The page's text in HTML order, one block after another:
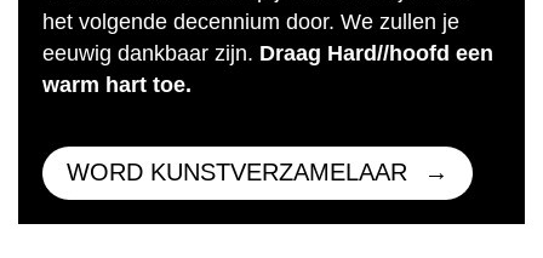
het volgende decennium door. We zullen je
eeuwig dankbaar zijn. Draag Hard//hoofd een
warm hart toe.
WORD KUNSTVERZAMELAAR